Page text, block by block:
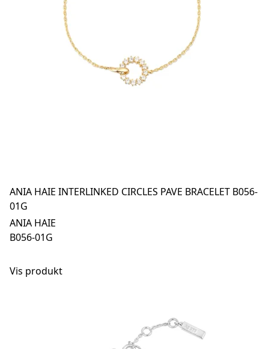
ANIA HAIE INTERLINKED CIRCLES PAVE BRACELET B056-
01G
ANIA HAIE
B056-01G
Vis produkt